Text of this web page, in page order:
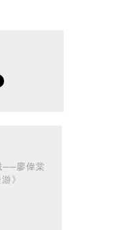
──廖偉棠
》